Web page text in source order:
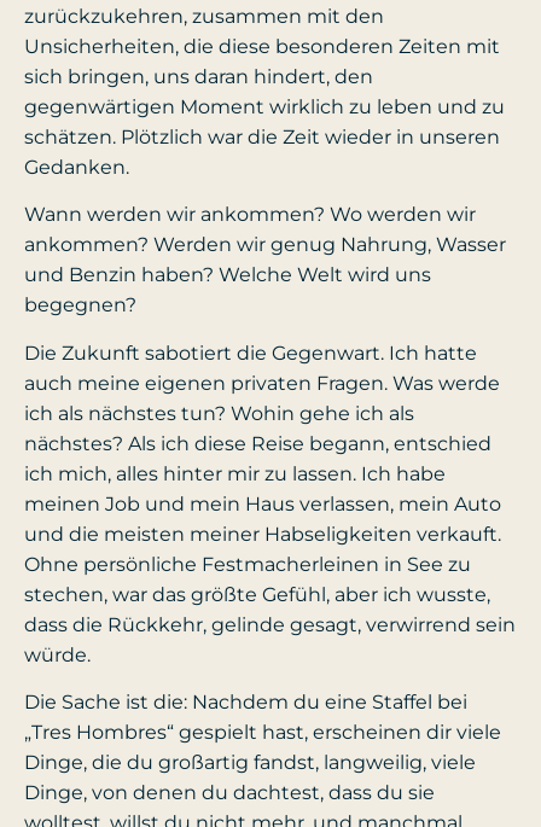
zurückzukehren, zusammen mit den
Unsicherheiten, die diese besonderen Zeiten mit
sich bringen, uns daran hindert, den
gegenwärtigen Moment wirklich zu leben und zu
schätzen. Plötzlich war die Zeit wieder in unseren
Gedanken.
Wann werden wir ankommen? Wo werden wir
ankommen? Werden wir genug Nahrung, Wasser
und Benzin haben? Welche Welt wird uns
begegnen?
Die Zukunft sabotiert die Gegenwart. Ich hatte
auch meine eigenen privaten Fragen. Was werde
ich als nächstes tun? Wohin gehe ich als
nächstes? Als ich diese Reise begann, entschied
ich mich, alles hinter mir zu lassen. Ich habe
meinen Job und mein Haus verlassen, mein Auto
und die meisten meiner Habseligkeiten verkauft.
Ohne persönliche Festmacherleinen in See zu
stechen, war das größte Gefühl, aber ich wusste,
dass die Rückkehr, gelinde gesagt, verwirrend sein
würde.
Die Sache ist die: Nachdem du eine Staffel bei
„Tres Hombres“ gespielt hast, erscheinen dir viele
Dinge, die du großartig fandst, langweilig, viele
Dinge, von denen du dachtest, dass du sie